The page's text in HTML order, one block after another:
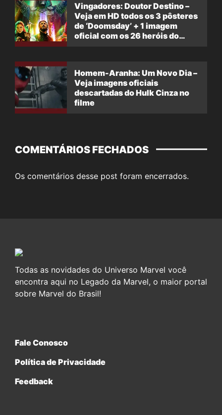
Vingadores: Doutor Destino –
Veja em HD todos os 3 pôsteres
de ‘Doomsday’ + 1 imagem
oficial com os 26 heróis do
Homem-Aranha: Um Novo Dia –
Veja imagens oficiais
descartadas do Hulk Cinza no
filme
COMENTÁRIOS FECHADOS
Os comentários desse post foram encerrados.
Todas as novidades do Universo Marvel você
encontra aqui no Legado da Marvel, o maior portal
sobre Marvel do Brasil!
Fale Conosco
Política de Privacidade
Feedback